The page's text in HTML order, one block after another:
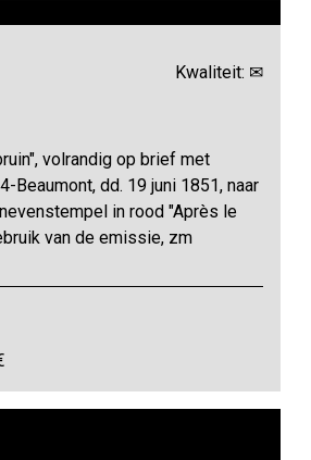
Kwaliteit: ✉
volrandig op brief met
Beaumont, dd. 19 juni 1851, naar
in rood "Après le
van de emissie, zm